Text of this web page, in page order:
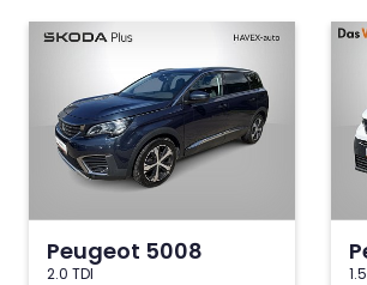
Peugeot 5008
2.0 TDI